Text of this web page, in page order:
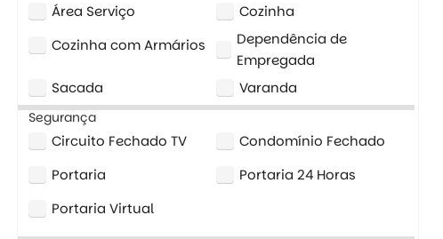
Área Serviço
Cozinha
Cozinha com Armários
Dependência de
Empregada
Sacada
Varanda
Segurança
Circuito Fechado TV
Condomínio Fechado
Portaria
Portaria 24 Horas
Portaria Virtual